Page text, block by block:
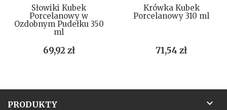
Słowiki Kubek
Porcelanowy w
Ozdobnym Pudełku 350
ml
Cena
69,92 zł
Krówka Kubek
Porcelanowy 310 ml
Cena
71,54 zł
PRODUKTY 